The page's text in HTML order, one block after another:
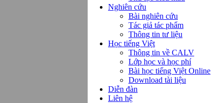
Nghiên cứu
Bài nghiên cứu
Tác giả tác phẩm
Thông tin tư liệu
Học tiếng Việt
Thông tin về CALV
Lớp học và học phí
Bài học tiếng Việt Online
Download tài liệu
Diễn đàn
Liên hệ